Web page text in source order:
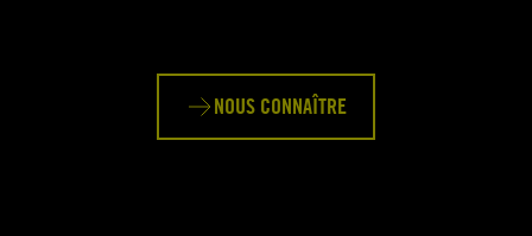
NOUS CONNAÎTRE